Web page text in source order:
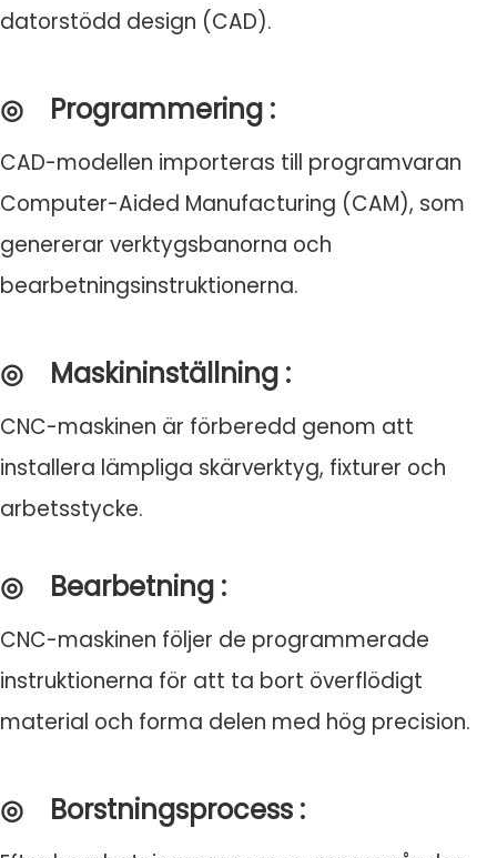
datorstödd design (CAD).
◎ Programmering :
CAD-modellen importeras till programvaran
Computer-Aided Manufacturing (CAM), som
genererar verktygsbanorna och
bearbetningsinstruktionerna.
◎ Maskininställning :
CNC-maskinen är förberedd genom att
installera lämpliga skärverktyg, fixturer och
arbetsstycke.
◎ Bearbetning :
CNC-maskinen följer de programmerade
instruktionerna för att ta bort överflödigt
material och forma delen med hög precision.
◎ Borstningsprocess :